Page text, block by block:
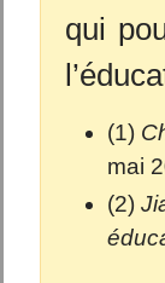
qui
(1)
mai
(2)